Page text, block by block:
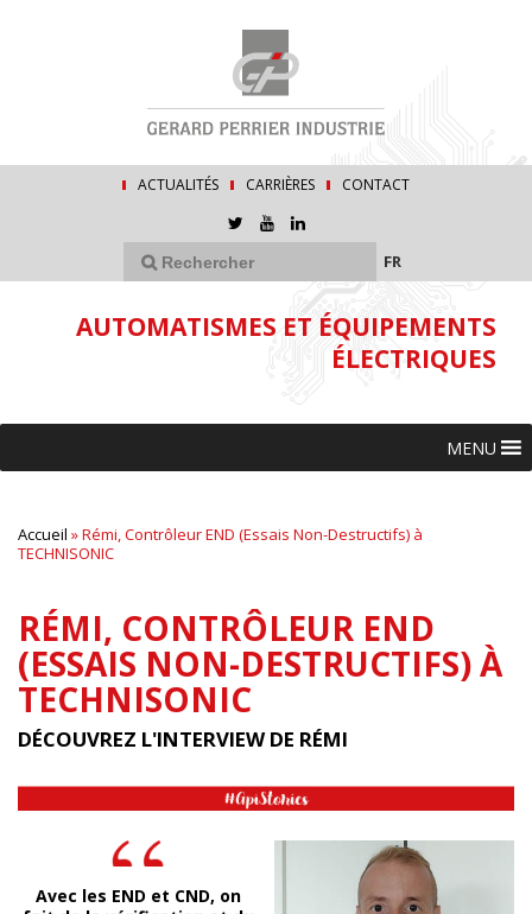
ACTUALITÉS CARRIÈRES CONTACT
FR
AUTOMATISMES ET ÉQUIPEMENTS
ÉLECTRIQUES
MENU
Accueil »Rémi, Contrôleur END (Essais Non-Destructifs) à
TECHNISONIC
RÉMI, CONTRÔLEUR END
(ESSAIS NON-DESTRUCTIFS) À
TECHNISONIC
DÉCOUVREZ L'INTERVIEW DE RÉMI
Avec les END et CND, on